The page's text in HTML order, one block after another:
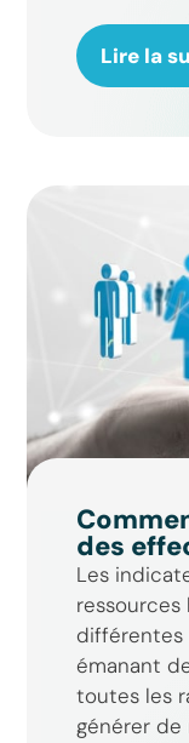
Lire la
des
Les
ressources
différentes
émanant
toutes les
générer de